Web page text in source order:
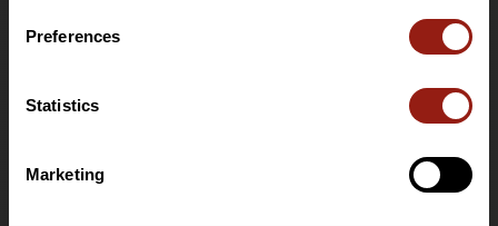
Preferences
Statistics
Marketing
Le Mag'
Fonds de cartes topographiques